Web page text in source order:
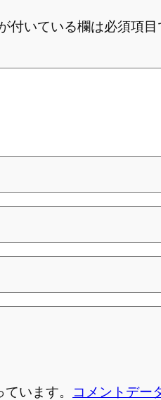
付いている欄は必須項目
います。
コメントデー